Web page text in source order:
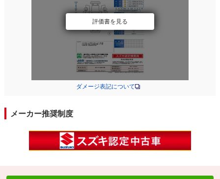
評価書を見る
ダメージ表記について
メーカー推奨制度